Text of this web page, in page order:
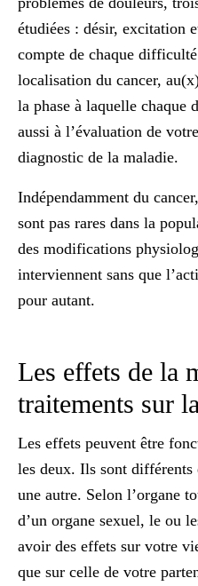
étudiées : désir, excitation
compte de chaque
localisation du cancer,
la phase à laquelle chaque
aussi à l’évaluation de
diagnostic de la maladie.
Indépendamment du
sont pas rares dans la
des modifications
interviennent sans que
pour autant.
Les effets de la
traitements sur
Les effets peuvent être
les deux. Ils sont différents
une autre. Selon l’organe
d’un organe sexuel, le ou
avoir des effets sur votre
que sur celle de votre